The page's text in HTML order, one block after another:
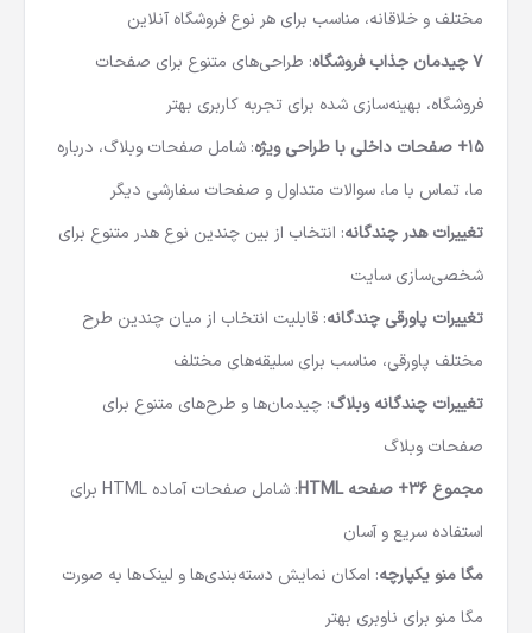
مختلف و خلاقانه، مناسب برای هر نوع فروشگاه آنلاین
7چیدمان جذاب فروشگاه: طراحی‌های متنوع برای صفحات
فروشگاه، بهینه‌سازی شده برای تجربه کاربری بهتر
15+
صفحات داخلی با طراحی ویژه: شامل صفحات وبلاگ، درباره
ما، تماس با ما، سوالات متداول و صفحات سفارشی دیگر
تغییرات هدر چندگانه: انتخاب از بین چندین نوع هدر متنوع برای
شخصی‌سازی سایت
تغییرات پاورقی چندگانه: قابلیت انتخاب از میان چندین طرح
مختلف پاورقی، مناسب برای سلیقه‌های مختلف
تغییرات چندگانه وبلاگ: چیدمان‌ها و طرح‌های متنوع برای
صفحات وبلاگ
مجموع 36+ صفحه
HTML
: شامل صفحات آماده HTML برای
استفاده سریع و آسان
مگا منو یکپارچه: امکان نمایش دسته‌بندی‌ها و لینک‌ها به صورت
مگا منو برای ناوبری بهتر